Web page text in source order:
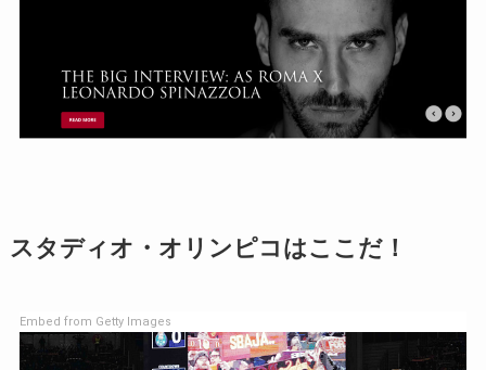
スタディオ・オリンピコはここだ！
Embed from Getty Images